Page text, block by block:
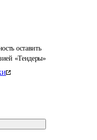
оставить
«Тендеры»